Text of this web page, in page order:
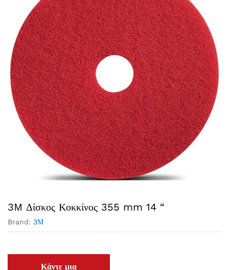
3M Δίσκος Κοκκίνος 355 mm 14 “
Brand: 3Μ